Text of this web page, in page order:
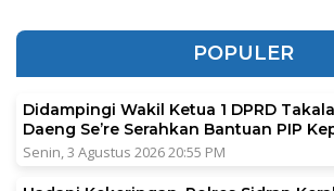
POPULER
Didampingi Wakil Ketua 1 DPRD
Daeng Se’re Serahkan Bantuan PIP
Senin, 3 Agustus 2026 20:55 PM